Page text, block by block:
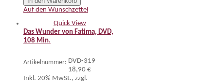
Auf den Wunschzettel
Quick View
Das Wunder von Fatima, DVD,
108 Min.
Artikelnummer: DVD-319
18,90 €
Inkl. 20% MwSt., zzgl.